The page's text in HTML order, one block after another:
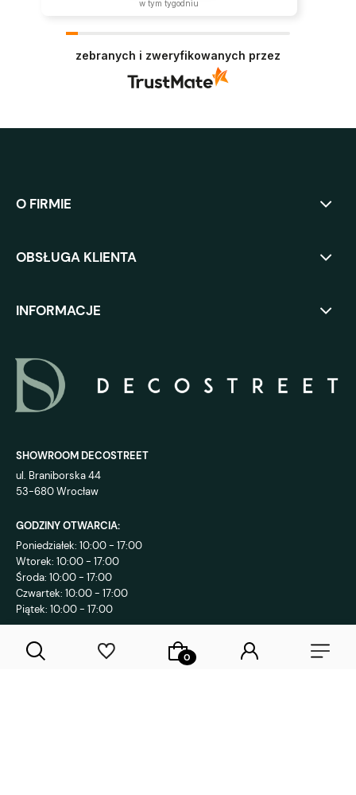
w tym tygodniu
zebranych i zweryfikowanych przez
O FIRMIE
OBSŁUGA KLIENTA
INFORMACJE
SHOWROOM DECOSTREET
ul. Braniborska 44
53-680 Wrocław
GODZINY OTWARCIA:
Poniedziałek: 10:00 - 17:00
Wtorek: 10:00 - 17:00
Środa: 10:00 - 17:00
Czwartek: 10:00 - 17:00
Piątek: 10:00 - 17:00
KONTAKT:
+48 792 802 839